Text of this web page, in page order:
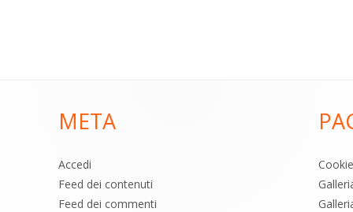
META
Accedi
Feed dei contenuti
Feed dei commenti